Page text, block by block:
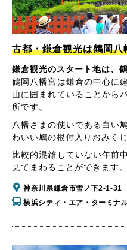
古都・鎌倉観光は鶴岡八
鎌倉観光のスタート地は、
鶴岡八幡宮は鎌倉の中心に
山に囲まれていることから
所です。
八幡さまの使いである白い
わいい鳩の根付入りおみく
比較的混雑していない午前
見てまわることができます。
神奈川県鎌倉市雪ノ下2-1-31
横浜シティ・エア・ターミナ